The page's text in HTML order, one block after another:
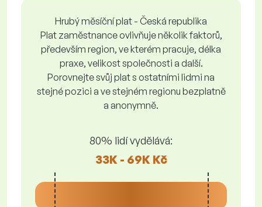
Hrubý měsíční plat - Česká republika
Plat zaměstnance ovlivňuje několik faktorů,
především region, ve kterém pracuje, délka
praxe, velikost společnosti a další.
Porovnejte svůj plat s ostatními lidmi na
stejné pozici a ve stejném regionu bezplatně
a anonymně.
80% lidí vydělává:
33K - 69K Kč